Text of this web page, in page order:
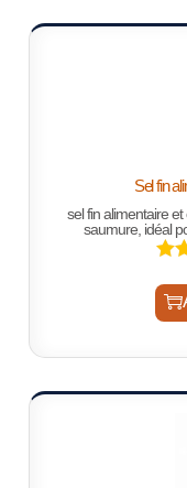
Sel fin
sel fin alimentaire
saumure, idéal